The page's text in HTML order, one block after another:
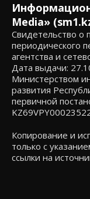
Media»
Свидетельство о
периодического
агентства и
Дата выдачи:
Министерством
развития
первичной
Копирование и
только с
ссылки на